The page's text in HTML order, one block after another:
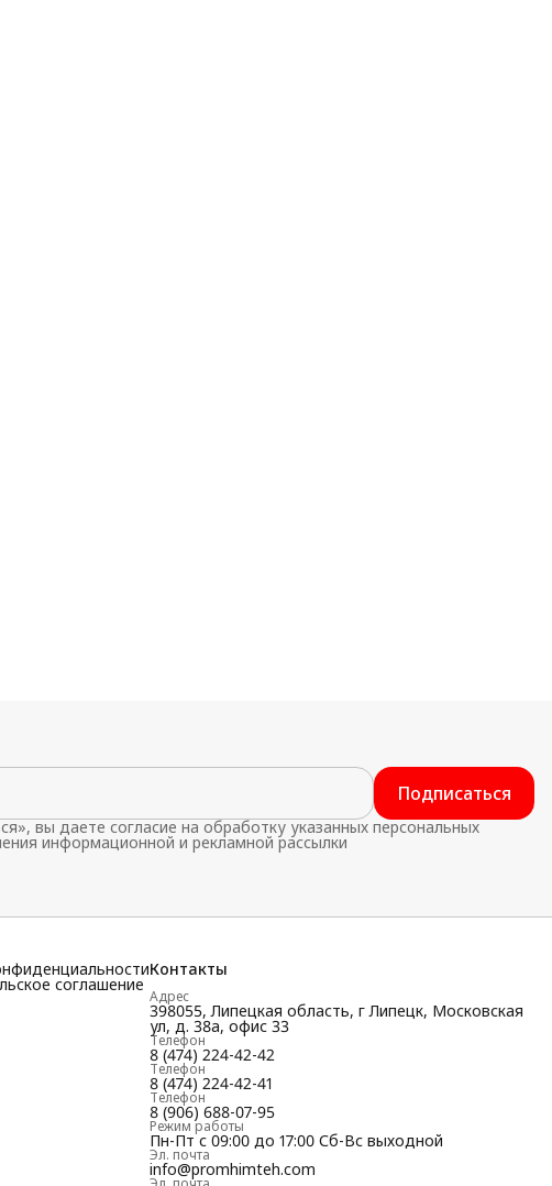
Подписаться
вы даете согласие на обработку указанных персональных
информационной и рекламной рассылки
соглашение
Контакты
Адрес
398055, Липецкая область, г Липецк, Московская
ул, д. 38а, офис 33
Телефон
8 (474) 224-42-42
Телефон
8 (474) 224-42-41
Телефон
8 (906) 688-07-95
Режим работы
Пн-Пт с 09:00 до 17:00 Сб-Вс выходной
Эл. почта
info@promhimteh.com